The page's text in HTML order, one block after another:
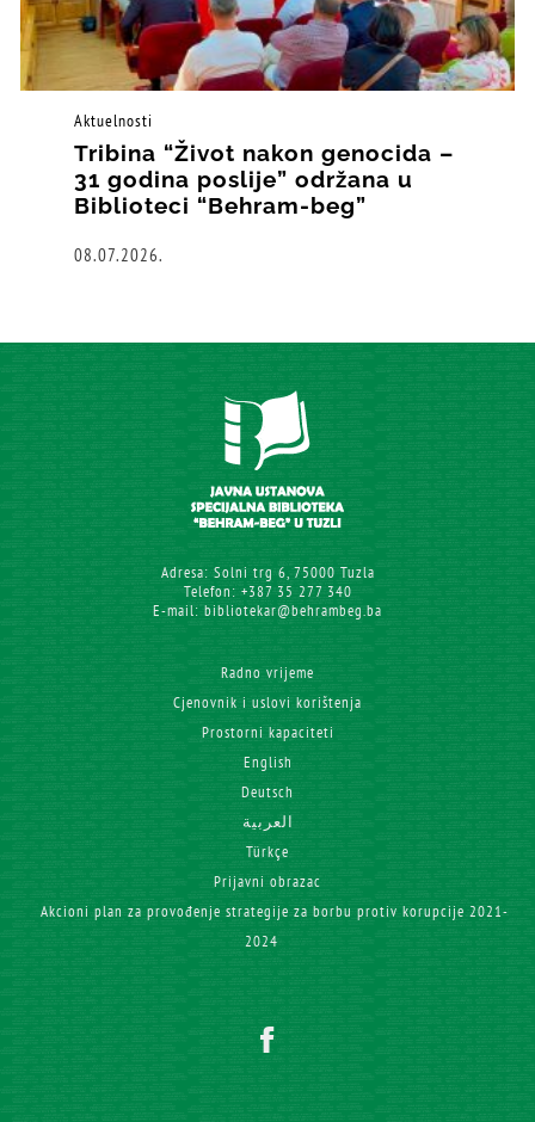
Aktuelnosti
Tribina “Život nakon genocida –
31 godina poslije” održana u
Biblioteci “Behram-beg”
08.07.2026.
Adresa: Solni trg 6, 75000 Tuzla
Telefon: +387 35 277 340
E-mail: bibliotekar@behrambeg.ba
Radno vrijeme
Cjenovnik i uslovi korištenja
Prostorni kapaciteti
English
Deutsch
العربية
Türkçe
Prijavni obrazac
Akcioni plan za provođenje strategije za borbu protiv korupcije 2021-
2024